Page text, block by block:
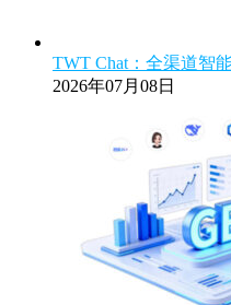
TWT Chat：全渠道智
2026年07月08日